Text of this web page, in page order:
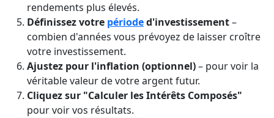
rendements plus élevés.
Définissez votre périoded'investissement–
combien d'années vous prévoyez de laisser croître
votre investissement.
Ajustez pour l'inflation (optionnel)– pour voir la
véritable valeur de votre argent futur.
Cliquez sur "Calculer les Intérêts Composés"
pour voir vos résultats.